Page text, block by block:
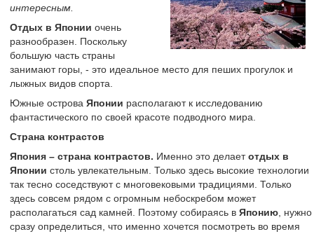
интересным.
Отдых в Японии очень
разнообразен. Поскольку
большую часть страны
занимают горы, - это идеальное место для пеших прогулок и
лыжных видов спорта.
Южные острова Японии располагают к исследованию
фантастического по своей красоте подводного мира.
Страна контрастов
Япония – страна контрастов. Именно это делаетотдых в
Японии столь увлекательным. Только здесь высокие технологии
так тесно соседствуют с многовековыми традициями. Только
здесь совсем рядом с огромным небоскребом может
располагаться сад камней. Поэтому собираясь в Японию , нужно
сразу определиться, что именно хочется посмотреть во время